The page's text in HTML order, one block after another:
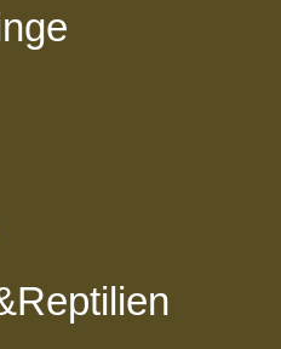
Foto
Kategorie-Übersicht
nächstes Foto